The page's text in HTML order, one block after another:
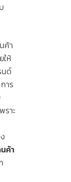
ค้า
ให้
นด์
าร
ราะ
ค้า